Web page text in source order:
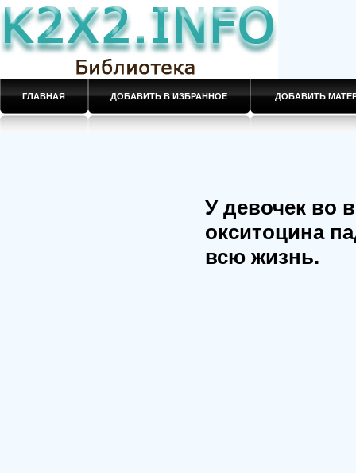
ГЛАВНАЯ ДОБАВИТЬ В ИЗБРАННОЕ ДОБАВИТЬ
У девочек во
окситоцина
всю жизнь.